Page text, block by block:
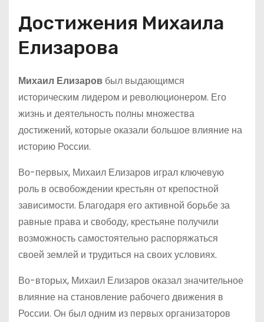
Достижения Михаила
Елизарова
Михаил Елизаров был выдающимся
историческим лидером и революционером. Его
жизнь и деятельность полны множества
достижений, которые оказали большое влияние на
историю России.
Во-первых, Михаил Елизаров играл ключевую
роль в освобождении крестьян от крепостной
зависимости. Благодаря его активной борьбе за
равные права и свободу, крестьяне получили
возможность самостоятельно распоряжаться
своей землей и трудиться на своих условиях.
Во-вторых, Михаил Елизаров оказал значительное
влияние на становление рабочего движения в
России. Он был одним из первых организаторов